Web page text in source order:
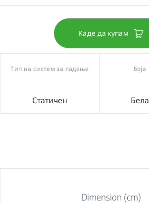
Каде да купам
Тип на систем за ладење
Статичен
Боја
Бела
Dimension (cm)